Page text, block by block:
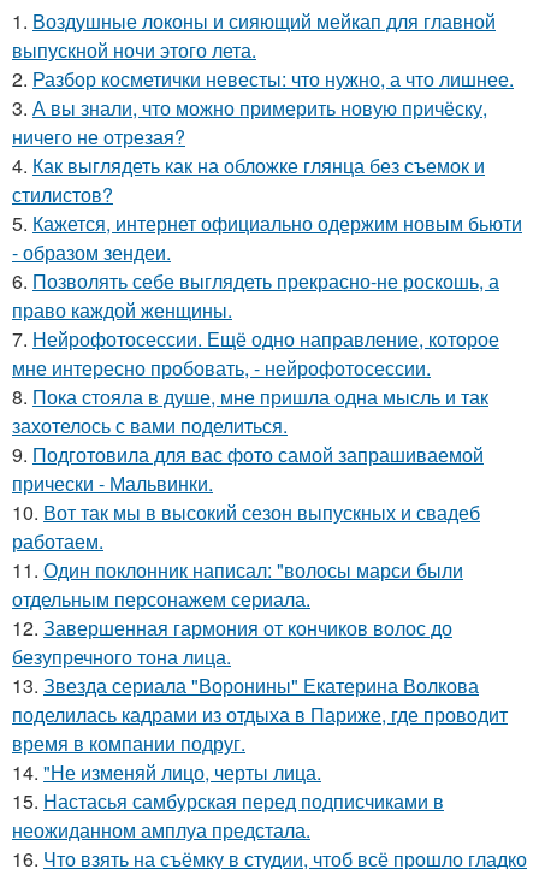
1. Воздушные локоны и сияющий мейкап для главной
выпускной ночи этого лета.
2. Разбор косметички невесты: что нужно, а что лишнее.
3. А вы знали, что можно примерить новую причёску,
ничего не отрезая?
4. Как выглядеть как на обложке глянца без съемок и
стилистов?
5. Кажется, интернет официально одержим новым бьюти
- образом зендеи.
6. Позволять себе выглядеть прекрасно-не роскошь, а
право каждой женщины.
7. Нейрофотосессии. Ещё одно направление, которое
мне интересно пробовать, - нейрофотосессии.
8. Пока стояла в душе, мне пришла одна мысль и так
захотелось с вами поделиться.
9. Подготовила для вас фото самой запрашиваемой
прически - Мальвинки.
10. Вот так мы в высокий сезон выпускных и свадеб
работаем.
11. Один поклонник написал: "волосы марси были
отдельным персонажем сериала.
12. Завершенная гармония от кончиков волос до
безупречного тона лица.
13. Звезда сериала "Воронины" Екатерина Волкова
поделилась кадрами из отдыха в Париже, где проводит
время в компании подруг.
14. "Не изменяй лицо, черты лица.
15. Настасья самбурская перед подписчиками в
неожиданном амплуа предстала.
16. Что взять на съёмку в студии, чтоб всё прошло гладко